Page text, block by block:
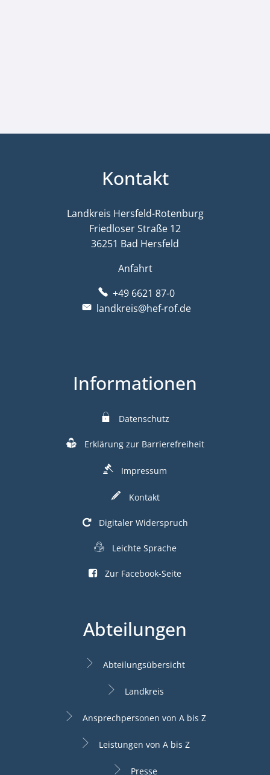
Kontakt
Landkreis Hersfeld-Rotenburg
Friedloser Straße 12
36251 Bad Hersfeld
Anfahrt
+49 6621 87-0
landkreis@hef-rof.de
Informationen
Datenschutz
Erklärung zur Barrierefreiheit
Impressum
Kontakt
Digitaler Widerspruch
Leichte Sprache
Zur Facebook-Seite
Abteilungen
Abteilungsübersicht
Landkreis
Ansprechpersonen von A bis Z
Leistungen von A bis Z
Presse